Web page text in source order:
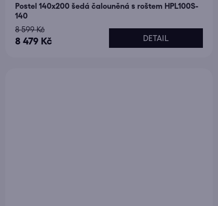
Postel 140x200 šedá čalouněná s roštem HPL100S-
140
8 479 Kč
8 599 Kč
DETAIL